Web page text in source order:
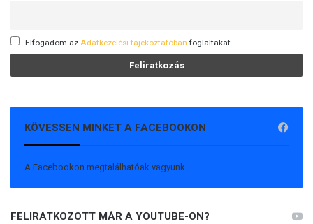
Elfogadom az Adatkezelési tájékoztatóban foglaltakat.
KÖVESSEN MINKET A FACEBOOKON
A Facebookon megtalálhatóak vagyunk
FELIRATKOZOTT MÁR A YOUTUBE-ON?